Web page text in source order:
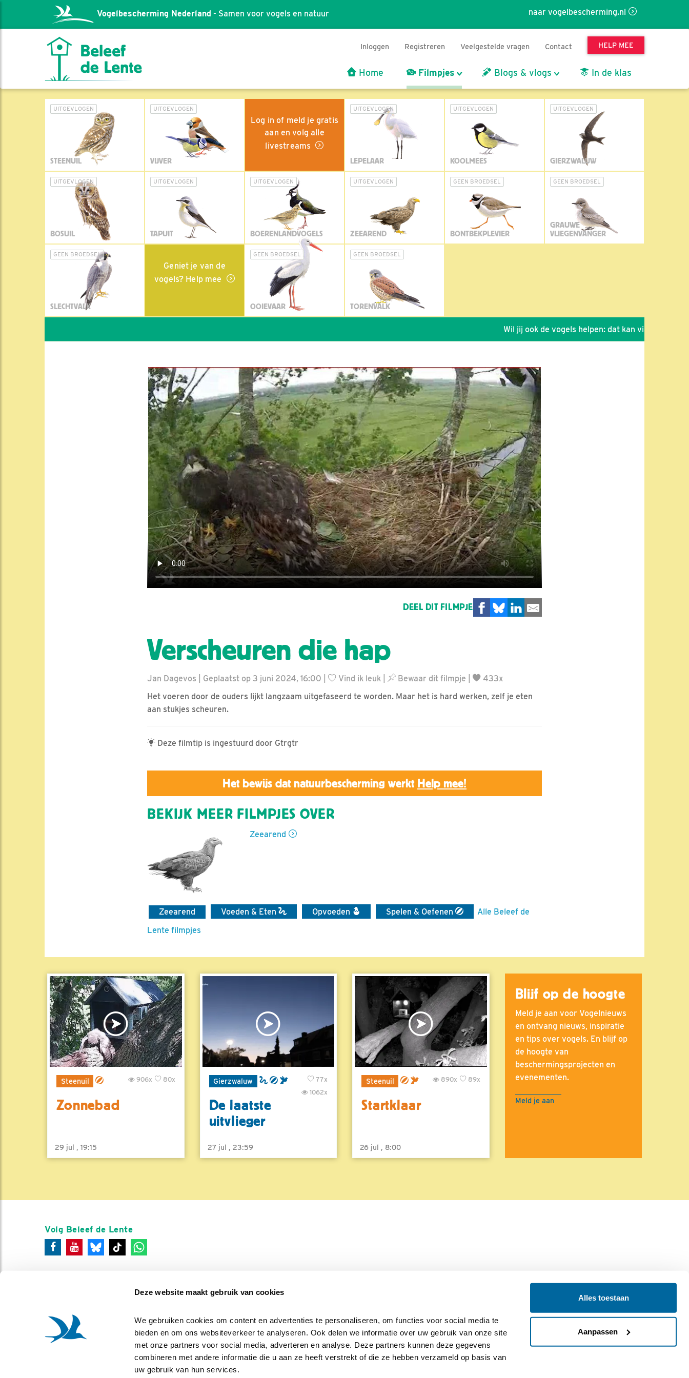
Deze website maakt gebruik van cookies
We gebruiken cookies om content en advertenties te personaliseren, om functies voor social media te
bieden en om ons websiteverkeer te analyseren. Ook delen we informatie over uw gebruik van onze site
met onze partners voor social media, adverteren en analyse. Deze partners kunnen deze gegevens
combineren met andere informatie die u aan ze heeft verstrekt of die ze hebben verzameld op basis van
uw gebruik van hun services.
Alles toestaan
Aanpassen
naar vogelbescherming.nl
Vogelbescherming Nederland - Samen voor vogels en natuur
Inloggen Registreren Veelgestelde vragen Contact HELP MEE
Home Filmpjes Blogs & vlogs In de klas
UITGEVLOGEN
STEENUIL
UITGEVLOGEN
VIJVER
Log in of meld je gratis
aan en volg alle
livestreams
UITGEVLOGEN
LEPELAAR
UITGEVLOGEN
KOOLMEES
UITGEVLOGEN
GIERZWALUW
UITGEVLOGEN
BOSUIL
UITGEVLOGEN
TAPUIT
UITGEVLOGEN
BOERENLANDVOGELS
UITGEVLOGEN
ZEEAREND
GEEN BROEDSEL
BONTBEKPLEVIER
GEEN BROEDSEL
GRAUWE
VLIEGENVANGER
GEEN BROEDSEL
SLECHTVALK
Geniet je van de
vogels? Help mee
GEEN BROEDSEL
OOIEVAAR
GEEN BROEDSEL
TORENVALK
Wil jij ook de vogels helpen: dat kan via de link!
DEEL DIT FILMPJE
Verscheuren die hap
Jan Dagevos | Geplaatst op 3 juni 2024, 16:00 | Vind ik leuk Bewaar dit filmpje
433x
Het voeren door de ouders lijkt langzaam uitgefaseerd te worden. Maar het is hard werken, zelf je eten
aan stukjes scheuren.
Deze filmtip is ingestuurd door Gtrgtr
Het bewijs dat natuurbescherming werkt Help mee!
BEKIJK MEER FILMPJES OVER
Zeearend
Zeearend Voeden & Eten Opvoeden Spelen & Oefenen
Alle Beleef de
Lente filmpjes
Steenuil 80x
906x
Zonnebad
29 jul , 19:15
Gierzwaluw
77x
1062x
De laatste
uitvlieger
27 jul , 23:59
Steenuil 89x
890x
Startklaar
26 jul , 8:00
Blijf op de hoogte
Meld je aan voor Vogelnieuws
en ontvang nieuws, inspiratie
en tips over vogels. En blijf op
de hoogte van
beschermingsprojecten en
evenementen.
Meld je aan
Volg Beleef de Lente
Colofon